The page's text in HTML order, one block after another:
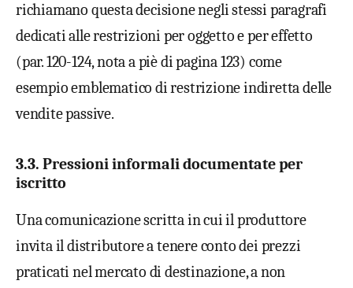
richiamano questa decisione negli stessi paragrafi
dedicati alle restrizioni per oggetto e per effetto
(par. 120-124, nota a piè di pagina 123) come
esempio emblematico di restrizione indiretta delle
vendite passive.
3.3. Pressioni informali documentate per
iscritto
Una comunicazione scritta in cui il produttore
invita il distributore a tenere conto dei prezzi
praticati nel mercato di destinazione, a non